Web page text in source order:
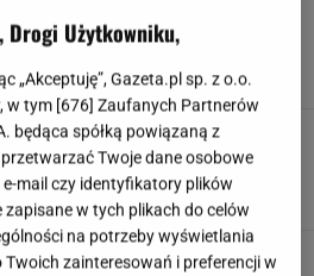
reaguje na krytykę po debacie u
Co na to Polsat?
Drogi Użytkowniku,
„Akceptuję”, Gazeta.pl sp. z o.o.
w tym [676] Zaufanych Partnerów
będąca spółką powiązaną z
Twoje dane osobowe
e-mail czy identyfikatory plików
w tych plikach do celów
na potrzeby wyświetlania
zainteresowań i preferencji w